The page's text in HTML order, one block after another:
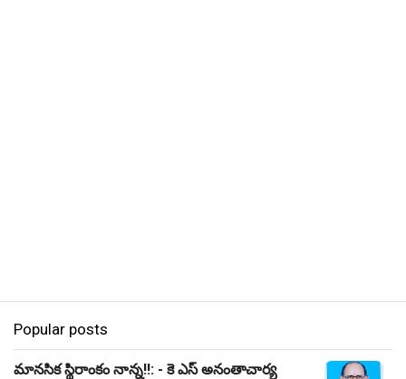
Popular posts
మానసిక స్థిరాంకం నాన్న!!: - కె ఎస్ అనంతాచార్య